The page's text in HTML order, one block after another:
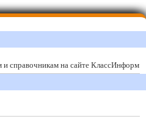
и справочникам на сайте КлассИнформ